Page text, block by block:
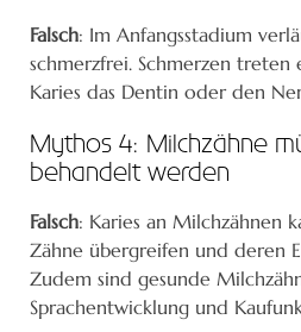
Falsch: Im Anfangsstadium
schmerzfrei. Schmerzen treten
Karies das Dentin oder den
Mythos 4: Milchzähne
behandelt werden
Falsch: Karies an Milchzähnen
Zähne übergreifen und deren
Zudem sind gesunde
Sprachentwicklung und